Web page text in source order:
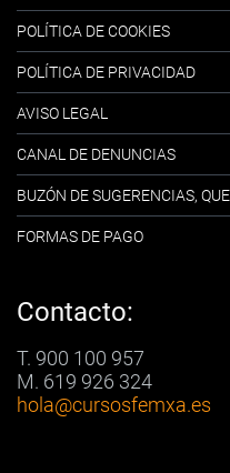
POLÍTICA DE COOKIES
POLÍTICA DE PRIVACIDAD
AVISO LEGAL
CANAL DE DENUNCIAS
BUZÓN DE SUGERENCIAS,
FORMAS DE PAGO
Contacto:
T. 900 100 957
M. 619 926 324
hola@cursosfemxa.es